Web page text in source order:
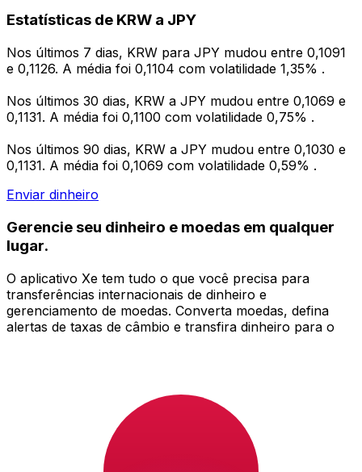
Estatísticas de KRW a JPY
Nos últimos 7 dias, KRW para JPY mudou entre 0,1091
e 0,1126. A média foi 0,1104 com volatilidade 1,35% .
Nos últimos 30 dias, KRW a JPY mudou entre 0,1069 e
0,1131. A média foi 0,1100 com volatilidade 0,75% .
Nos últimos 90 dias, KRW a JPY mudou entre 0,1030 e
0,1131. A média foi 0,1069 com volatilidade 0,59% .
Enviar dinheiro
Gerencie seu dinheiro e moedas em qualquer
lugar.
O aplicativo Xe tem tudo o que você precisa para
transferências internacionais de dinheiro e
gerenciamento de moedas. Converta moedas, defina
alertas de taxas de câmbio e transfira dinheiro para o